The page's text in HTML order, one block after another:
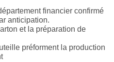
financier confirmé
anticipation.
et la préparation de
préforment la production